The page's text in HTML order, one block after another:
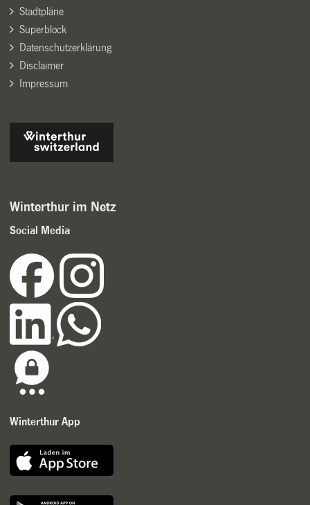
Stadtpläne
Superblock
Datenschutzerklärung
Disclaimer
Impressum
Winterthur im Netz
Social Media
Winterthur App